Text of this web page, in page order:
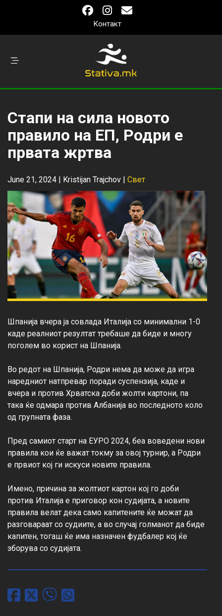
Контакт
Стапи на сила новото
правило на ЕП, Родри е
првата жртва
June 21, 2024 | Kristijan Trajchov | Свет
Шпанија вчера ја совлада Италија со минимални 1-0
каде реалниот резултат требаше да биде и многу
поголем во корист на Шпанија.
Во редот на Шпанија, Родри нема да може да игра
наредниот натпревар поради суспензија, каде и
вчера и против Хрватска доби жолти картони, па
така ќе одмара против Албанија во последното коло
од групната фаза.
Пред самиот старт на ЕУРО 2024, беа воведени нови
правила кои ќе важат токму за овој турнир, а Родри
е првиот кој ги искуси новите правила.
Имено, причина за жолтиот картон кој го доби
против Италија е приговор кон судијата, а новите
правила велат дека само капитените ќе можат да
разговараат со судиите, а во случај голманот да биде
капитен, тогаш ќе има назначен фудбалер кој ќе
зборува со судијата.